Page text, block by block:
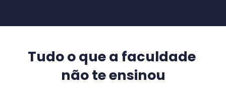
Tudo o que a faculdade
não te ensinou